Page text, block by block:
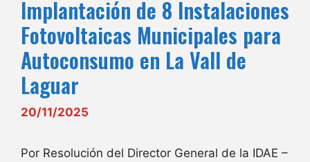
Implantación de 8 Instalaciones
Fotovoltaicas Municipales para
Autoconsumo en La Vall de
Laguar
20/11/2025
Por Resolución del Director General de la IDAE –